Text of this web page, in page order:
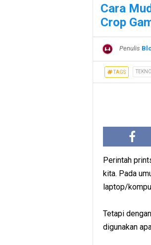
Cara
Crop
Penulis
TAGS
Perintah
kita. Pada
laptop/
Tetapi
digunakan